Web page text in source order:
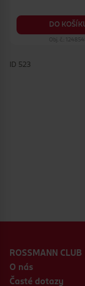
DO
Obj. č.:
ID 523
ROSSMANN
O nás
Časté dotazy